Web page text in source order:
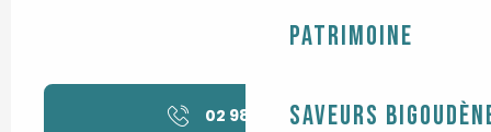
Patrimoine
Saveurs
02 98 87 02▒▒